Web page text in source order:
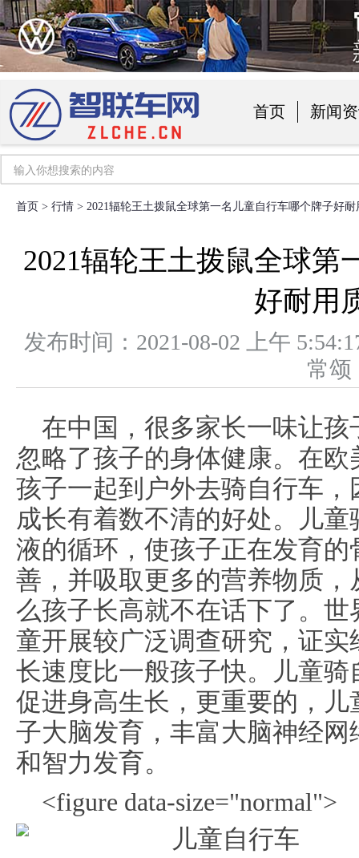
首页 新闻
首页 > 行情 > 2021辐轮王土拨鼠全球第一名儿童自行车哪个牌子好耐
2021辐轮王土拨鼠全球第
好耐用
发布时间：2021-08-02 上午
常
在中国，很多家长一味让
忽略了孩子的身体健康。在
孩子一起到户外去骑自行车
成长有着数不清的好处。儿
液的循环，使孩子正在发育
善，并吸取更多的营养物质
么孩子长高就不在话下了。
童开展较广泛调查研究，证
长速度比一般孩子快。儿童
促进身高生长，更重要的，
子大脑发育，丰富大脑神经
和智力发育。
<figure data-size="normal">